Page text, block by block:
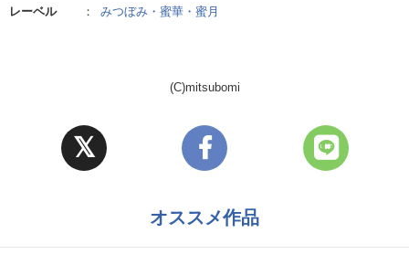
レーベル
： みつぼみ・蜜華・蜜月
(C)mitsubomi
オススメ作品